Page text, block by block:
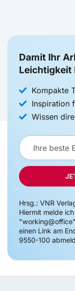
Damit Ihr
Leichtigkeit
Kompakte
Inspiration
Wissen
E-
Mail-
Adresse
Hrsg.: VNR
Hiermit melde
einen Link am
9550-100